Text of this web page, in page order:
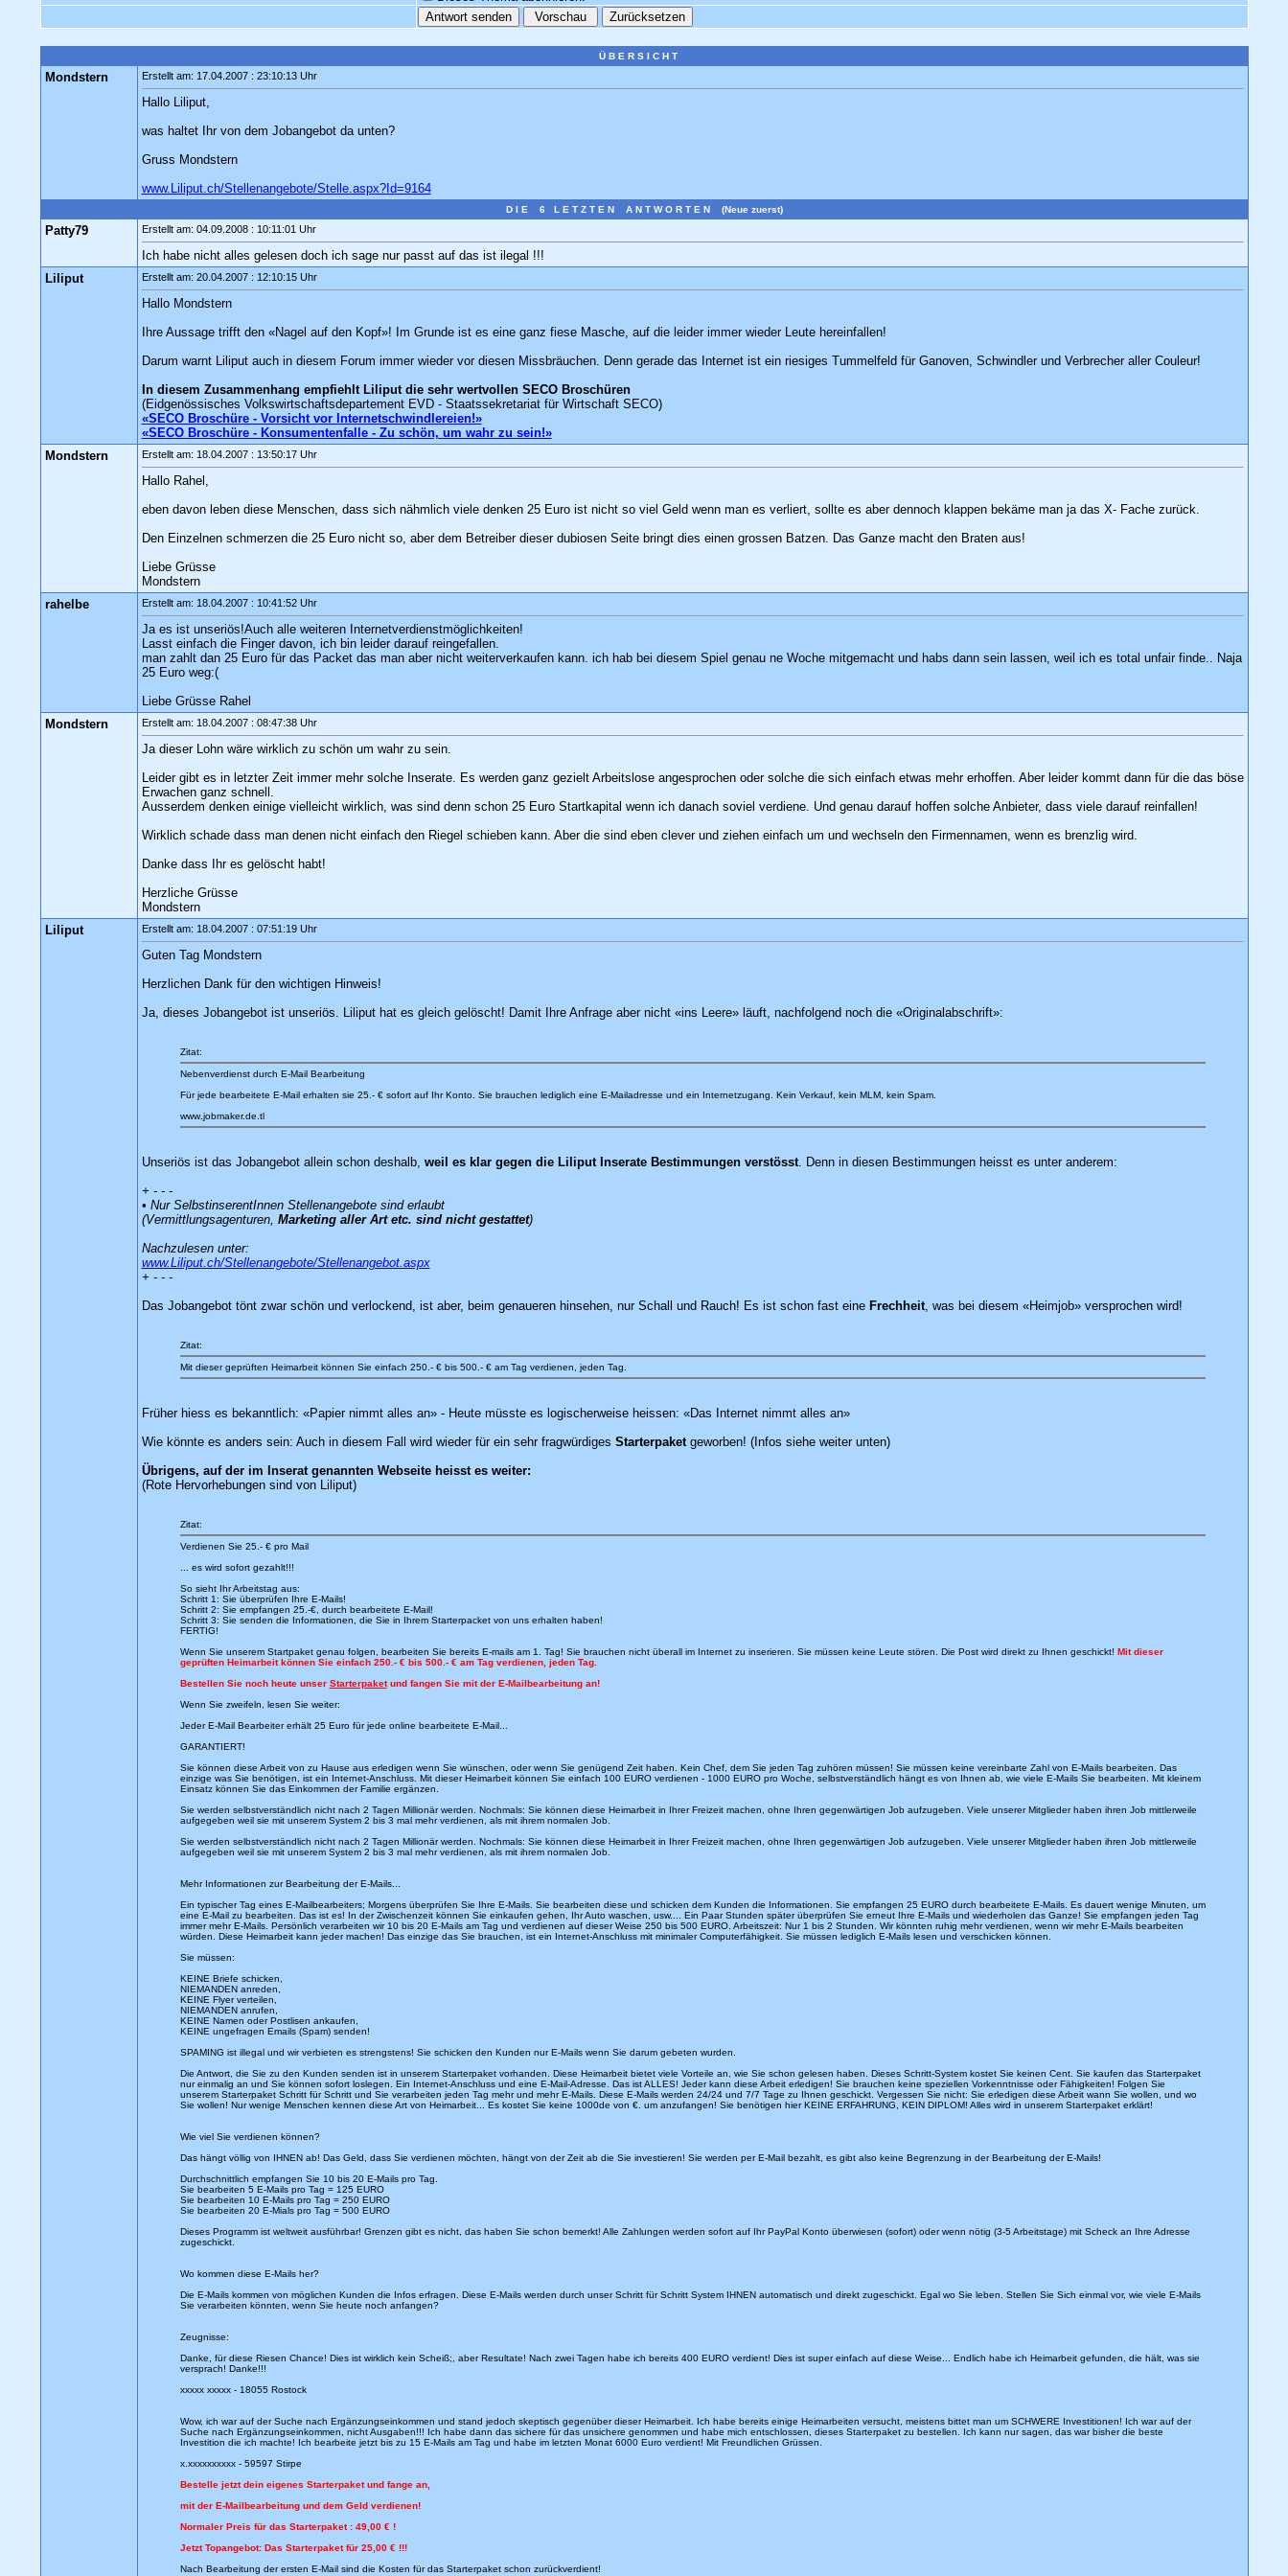
Ü B E R S I C H T
Mondstern Erstellt am: 17.04.2007 : 23:10:13 Uhr
Hallo Liliput,
was haltet Ihr von dem Jobangebot da unten?
Gruss Mondstern
www.Liliput.ch/Stellenangebote/Stelle.aspx?Id=9164
D I E 6 L E T Z T E N A N T W O R T E N (Neue zuerst)
Patty79 Erstellt am: 04.09.2008 : 10:11:01 Uhr
Ich habe nicht alles gelesen doch ich sage nur passt auf das ist ilegal !!!
Liliput
Erstellt am: 20.04.2007 : 12:10:15 Uhr
Hallo Mondstern
Ihre Aussage trifft den «Nagel auf den Kopf»! Im Grunde ist es eine ganz fiese Masche, auf die leider immer wieder Leute hereinfallen!
Darum warnt Liliput auch in diesem Forum immer wieder vor diesen Missbräuchen. Denn gerade das Internet ist ein riesiges Tummelfeld für Ganoven, Schwindler und Verbrecher aller Couleur!
In diesem Zusammenhang empfiehlt Liliput die sehr wertvollen SECO Broschüren
(Eidgenössisches Volkswirtschaftsdepartement EVD - Staatssekretariat für Wirtschaft SECO)
«SECO Broschüre - Vorsicht vor Internetschwindlereien!»
«SECO Broschüre - Konsumentenfalle - Zu schön, um wahr zu sein!»
Mondstern
Erstellt am: 18.04.2007 : 13:50:17 Uhr
Hallo Rahel,
eben davon leben diese Menschen, dass sich nähmlich viele denken 25 Euro ist nicht so viel Geld wenn man es verliert, sollte es aber dennoch klappen bekäme man ja das X- Fache zurück.
Den Einzelnen schmerzen die 25 Euro nicht so, aber dem Betreiber dieser dubiosen Seite bringt dies einen grossen Batzen. Das Ganze macht den Braten aus!
Liebe Grüsse
Mondstern
rahelbe
Erstellt am: 18.04.2007 : 10:41:52 Uhr
Ja es ist unseriös!Auch alle weiteren Internetverdienstmöglichkeiten!
Lasst einfach die Finger davon, ich bin leider darauf reingefallen.
man zahlt dan 25 Euro für das Packet das man aber nicht weiterverkaufen kann. ich hab bei diesem Spiel genau ne Woche mitgemacht und habs dann sein lassen, weil ich es total unfair finde.. Naja
25 Euro weg:(
Liebe Grüsse Rahel
Mondstern
Erstellt am: 18.04.2007 : 08:47:38 Uhr
Ja dieser Lohn wäre wirklich zu schön um wahr zu sein.
Leider gibt es in letzter Zeit immer mehr solche Inserate. Es werden ganz gezielt Arbeitslose angesprochen oder solche die sich einfach etwas mehr erhoffen. Aber leider kommt dann für die das böse
Erwachen ganz schnell.
Ausserdem denken einige vielleicht wirklich, was sind denn schon 25 Euro Startkapital wenn ich danach soviel verdiene. Und genau darauf hoffen solche Anbieter, dass viele darauf reinfallen!
Wirklich schade dass man denen nicht einfach den Riegel schieben kann. Aber die sind eben clever und ziehen einfach um und wechseln den Firmennamen, wenn es brenzlig wird.
Danke dass Ihr es gelöscht habt!
Herzliche Grüsse
Mondstern
Liliput
Erstellt am: 18.04.2007 : 07:51:19 Uhr
Guten Tag Mondstern
Herzlichen Dank für den wichtigen Hinweis!
Ja, dieses Jobangebot ist unseriös. Liliput hat es gleich gelöscht! Damit Ihre Anfrage aber nicht «ins Leere» läuft, nachfolgend noch die «Originalabschrift»:
Zitat:
Nebenverdienst durch E-Mail Bearbeitung
Für jede bearbeitete E-Mail erhalten sie 25.- € sofort auf Ihr Konto. Sie brauchen lediglich eine E-Mailadresse und ein Internetzugang. Kein Verkauf, kein MLM, kein Spam.
www.jobmaker.de.tl
Unseriös ist das Jobangebot allein schon deshalb, weil es klar gegen die Liliput Inserate Bestimmungen verstösst. Denn in diesen Bestimmungen heisst es unter anderem:
+ - - -
• Nur SelbstinserentInnen Stellenangebote sind erlaubt
(Vermittlungsagenturen, Marketing aller Art etc. sind nicht gestattet)
Nachzulesen unter:
www.Liliput.ch/Stellenangebote/Stellenangebot.aspx
+ - - -
Das Jobangebot tönt zwar schön und verlockend, ist aber, beim genaueren hinsehen, nur Schall und Rauch! Es ist schon fast eine Frechheit, was bei diesem «Heimjob» versprochen wird!
Zitat:
Mit dieser geprüften Heimarbeit können Sie einfach 250.- € bis 500.- € am Tag verdienen, jeden Tag.
Früher hiess es bekanntlich: «Papier nimmt alles an» - Heute müsste es logischerweise heissen: «Das Internet nimmt alles an»
Wie könnte es anders sein: Auch in diesem Fall wird wieder für ein sehr fragwürdiges Starterpaketgeworben! (Infos siehe weiter unten)
Übrigens, auf der im Inserat genannten Webseite heisst es weiter:
(Rote Hervorhebungen sind von Liliput)
Zitat:
Verdienen Sie 25.- € pro Mail
... es wird sofort gezahlt!!!
So sieht Ihr Arbeitstag aus:
Schritt 1: Sie überprüfen Ihre E-Mails!
Schritt 2: Sie empfangen 25.-€, durch bearbeitete E-Mail!
Schritt 3: Sie senden die Informationen, die Sie in Ihrem Starterpacket von uns erhalten haben!
FERTIG!
Wenn Sie unserem Startpaket genau folgen, bearbeiten Sie bereits E-mails am 1. Tag! Sie brauchen nicht überall im Internet zu inserieren. Sie müssen keine Leute stören. Die Post wird direkt zu Ihnen geschickt! Mit dieser
geprüften Heimarbeit können Sie einfach 250.- € bis 500.- € am Tag verdienen, jeden Tag.
Bestellen Sie noch heute unser Starterpaketund fangen Sie mit der E-Mailbearbeitung an!
Wenn Sie zweifeln, lesen Sie weiter:
Jeder E-Mail Bearbeiter erhält 25 Euro für jede online bearbeitete E-Mail...
GARANTIERT!
Sie können diese Arbeit von zu Hause aus erledigen wenn Sie wünschen, oder wenn Sie genügend Zeit haben. Kein Chef, dem Sie jeden Tag zuhören müssen! Sie müssen keine vereinbarte Zahl von E-Mails bearbeiten. Das
einzige was Sie benötigen, ist ein Internet-Anschluss. Mit dieser Heimarbeit können Sie einfach 100 EURO verdienen - 1000 EURO pro Woche, selbstverständlich hängt es von Ihnen ab, wie viele E-Mails Sie bearbeiten. Mit kleinem
Einsatz können Sie das Einkommen der Familie ergänzen.
Sie werden selbstverständlich nicht nach 2 Tagen Millionär werden. Nochmals: Sie können diese Heimarbeit in Ihrer Freizeit machen, ohne Ihren gegenwärtigen Job aufzugeben. Viele unserer Mitglieder haben ihren Job mittlerweile
aufgegeben weil sie mit unserem System 2 bis 3 mal mehr verdienen, als mit ihrem normalen Job.
Sie werden selbstverständlich nicht nach 2 Tagen Millionär werden. Nochmals: Sie können diese Heimarbeit in Ihrer Freizeit machen, ohne Ihren gegenwärtigen Job aufzugeben. Viele unserer Mitglieder haben ihren Job mittlerweile
aufgegeben weil sie mit unserem System 2 bis 3 mal mehr verdienen, als mit ihrem normalen Job.
Mehr Informationen zur Bearbeitung der E-Mails...
Ein typischer Tag eines E-Mailbearbeiters; Morgens überprüfen Sie Ihre E-Mails. Sie bearbeiten diese und schicken dem Kunden die Informationen. Sie empfangen 25 EURO durch bearbeitete E-Mails. Es dauert wenige Minuten, um
eine E-Mail zu bearbeiten. Das ist es! In der Zwischenzeit können Sie einkaufen gehen, Ihr Auto waschen, usw.... Ein Paar Stunden später überprüfen Sie erneut Ihre E-Mails und wiederholen das Ganze! Sie empfangen jeden Tag
immer mehr E-Mails. Persönlich verarbeiten wir 10 bis 20 E-Mails am Tag und verdienen auf dieser Weise 250 bis 500 EURO. Arbeitszeit: Nur 1 bis 2 Stunden. Wir könnten ruhig mehr verdienen, wenn wir mehr E-Mails bearbeiten
würden. Diese Heimarbeit kann jeder machen! Das einzige das Sie brauchen, ist ein Internet-Anschluss mit minimaler Computerfähigkeit. Sie müssen lediglich E-Mails lesen und verschicken können.
Sie müssen:
KEINE Briefe schicken,
NIEMANDEN anreden,
KEINE Flyer verteilen,
NIEMANDEN anrufen,
KEINE Namen oder Postlisen ankaufen,
KEINE ungefragen Emails (Spam) senden!
SPAMING ist illegal und wir verbieten es strengstens! Sie schicken den Kunden nur E-Mails wenn Sie darum gebeten wurden.
Die Antwort, die Sie zu den Kunden senden ist in unserem Starterpaket vorhanden. Diese Heimarbeit bietet viele Vorteile an, wie Sie schon gelesen haben. Dieses Schritt-System kostet Sie keinen Cent. Sie kaufen das Starterpaket
nur einmalig an und Sie können sofort loslegen. Ein Internet-Anschluss und eine E-Mail-Adresse. Das ist ALLES! Jeder kann diese Arbeit erledigen! Sie brauchen keine speziellen Vorkenntnisse oder Fähigkeiten! Folgen Sie
unserem Starterpaket Schritt für Schritt und Sie verarbeiten jeden Tag mehr und mehr E-Mails. Diese E-Mails werden 24/24 und 7/7 Tage zu Ihnen geschickt. Vergessen Sie nicht: Sie erledigen diese Arbeit wann Sie wollen, und wo
Sie wollen! Nur wenige Menschen kennen diese Art von Heimarbeit... Es kostet Sie keine 1000de von €. um anzufangen! Sie benötigen hier KEINE ERFAHRUNG, KEIN DIPLOM! Alles wird in unserem Starterpaket erklärt!
Wie viel Sie verdienen können?
Das hängt völlig von IHNEN ab! Das Geld, dass Sie verdienen möchten, hängt von der Zeit ab die Sie investieren! Sie werden per E-Mail bezahlt, es gibt also keine Begrenzung in der Bearbeitung der E-Mails!
Durchschnittlich empfangen Sie 10 bis 20 E-Mails pro Tag.
Sie bearbeiten 5 E-Mails pro Tag = 125 EURO
Sie bearbeiten 10 E-Mails pro Tag = 250 EURO
Sie bearbeiten 20 E-Mials pro Tag = 500 EURO
Dieses Programm ist weltweit ausführbar! Grenzen gibt es nicht, das haben Sie schon bemerkt! Alle Zahlungen werden sofort auf Ihr PayPal Konto überwiesen (sofort) oder wenn nötig (3-5 Arbeitstage) mit Scheck an Ihre Adresse
zugeschickt.
Wo kommen diese E-Mails her?
Die E-Mails kommen von möglichen Kunden die Infos erfragen. Diese E-Mails werden durch unser Schritt für Schritt System IHNEN automatisch und direkt zugeschickt. Egal wo Sie leben. Stellen Sie Sich einmal vor, wie viele E-Mails
Sie verarbeiten könnten, wenn Sie heute noch anfangen?
Zeugnisse:
Danke, für diese Riesen Chance! Dies ist wirklich kein Scheiß;, aber Resultate! Nach zwei Tagen habe ich bereits 400 EURO verdient! Dies ist super einfach auf diese Weise... Endlich habe ich Heimarbeit gefunden, die hält, was sie
versprach! Danke!!!
xxxxx xxxxx - 18055 Rostock
Wow, ich war auf der Suche nach Ergänzungseinkommen und stand jedoch skeptisch gegenüber dieser Heimarbeit. Ich habe bereits einige Heimarbeiten versucht, meistens bittet man um SCHWERE Investitionen! Ich war auf der
Suche nach Ergänzungseinkommen, nicht Ausgaben!!! Ich habe dann das sichere für das unsichere genommen und habe mich entschlossen, dieses Starterpaket zu bestellen. Ich kann nur sagen, das war bisher die beste
Investition die ich machte! Ich bearbeite jetzt bis zu 15 E-Mails am Tag und habe im letzten Monat 6000 Euro verdient! Mit Freundlichen Grüssen.
x.xxxxxxxxxx - 59597 Stirpe
Bestelle jetzt dein eigenes Starterpaket und fange an,
mit der E-Mailbearbeitung und dem Geld verdienen!
Normaler Preis für das Starterpaket : 49,00 € !
Jetzt Topangebot: Das Starterpaket für 25,00 € !!!
Nach Bearbeitung der ersten E-Mail sind die Kosten für das Starterpaket schon zurückverdient!